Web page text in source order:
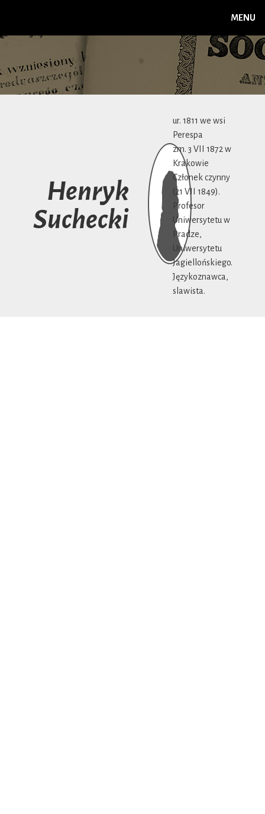
MENU
Henryk
Suchecki
ur. 1811 we wsi
Perespa
zm. 3 VII 1872 w
Krakowie
Członek czynny
(21 VII 1849).
Profesor
Uniwersytetu w
Pradze,
Uniwersytetu
Jagiellońskiego.
Językoznawca,
slawista.